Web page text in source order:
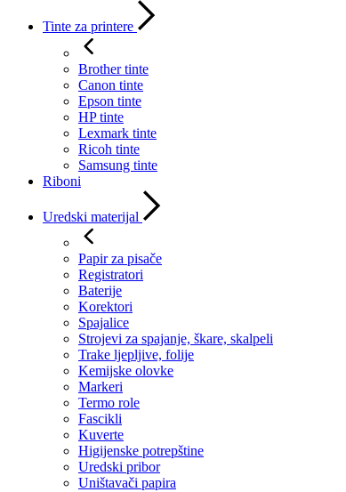
Tinte za printere
Brother tinte
Canon tinte
Epson tinte
HP tinte
Lexmark tinte
Ricoh tinte
Samsung tinte
Riboni
Uredski materijal
Papir za pisače
Registratori
Baterije
Korektori
Spajalice
Strojevi za spajanje, škare, skalpeli
Trake ljepljive, folije
Kemijske olovke
Markeri
Termo role
Fascikli
Kuverte
Higijenske potrepštine
Uredski pribor
Uništavači papira